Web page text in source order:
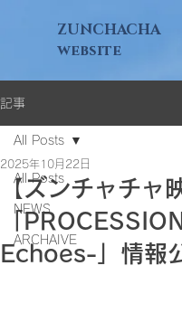
ZUNCHACHA
website
記事
All Posts
NEWS
ARCHAIVE
All Posts
【ズンチャチャ
「
Echoes-」情報
2025年10月22日